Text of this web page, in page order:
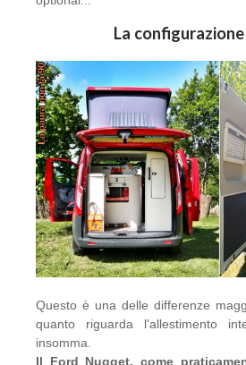
La
Questo è una delle differenze
quanto riguarda l'allestimento
insomma.
Il Ford Nugget, come